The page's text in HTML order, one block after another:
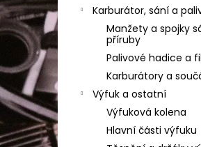
e
Karburátor, sání a
Manžety a spojky
příruby
Palivové hadice a
Karburátory a
Výfuk a ostatní
Výfuková kolena
Hlavní části výfuku